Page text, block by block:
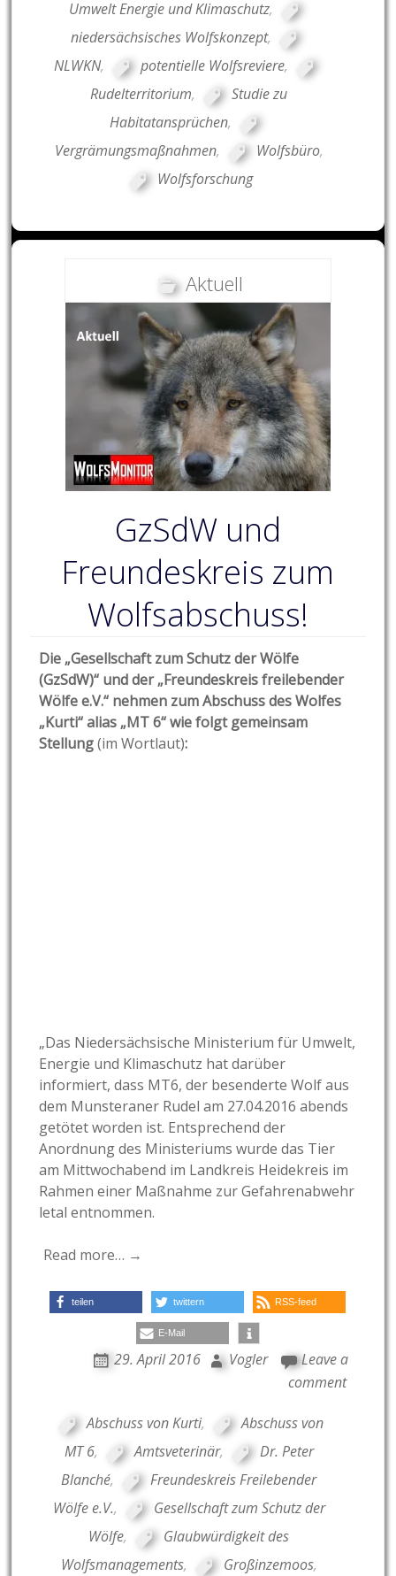
Umwelt Energie und Klimaschutz,
niedersächsisches Wolfskonzept,
NLWKN, potentielle Wolfsreviere,
Rudelterritorium,
Studie zu
Habitatansprüchen,
Vergrämungsmaßnahmen, Wolfsbüro,
Wolfsforschung
Aktuell
GzSdW und
Freundeskreis zum
Wolfsabschuss!
Die „Gesellschaft zum Schutz der Wölfe
(GzSdW)“ und der „Freundeskreis freilebender
Wölfe e.V.“ nehmen zum Abschuss des Wolfes
„Kurti“ alias „MT 6“ wie folgt gemeinsam
Stellung(im Wortlaut):
„Das Niedersächsische Ministerium für Umwelt,
Energie und Klimaschutz hat darüber
informiert, dass MT6, der besenderte Wolf aus
dem Munsteraner Rudel am 27.04.2016 abends
getötet worden ist. Entsprechend der
Anordnung des Ministeriums wurde das Tier
am Mittwochabend im Landkreis Heidekreis im
Rahmen einer Maßnahme zur Gefahrenabwehr
letal entnommen.
Read more… →
teilen twittern RSS-feed
E-Mail
29. April 2016 Vogler
Leave a
comment
Abschuss von Kurti,
Abschuss von
MT 6, Amtsveterinär,
Dr. Peter
Blanché,
Freundeskreis Freilebender
Wölfe e.V.,
Gesellschaft zum Schutz der
Wölfe,
Glaubwürdigkeit des
Wolfsmanagements, Großinzemoos,